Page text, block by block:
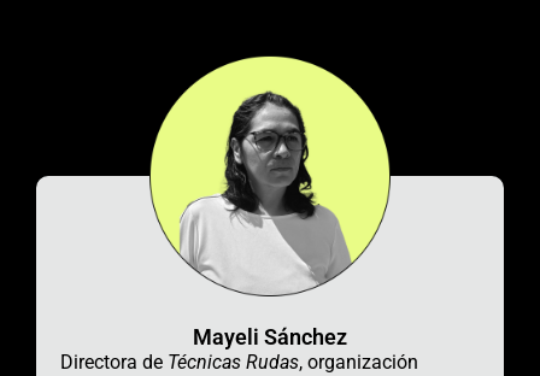
Mayeli Sánchez
Directora de Técnicas Rudas, organización